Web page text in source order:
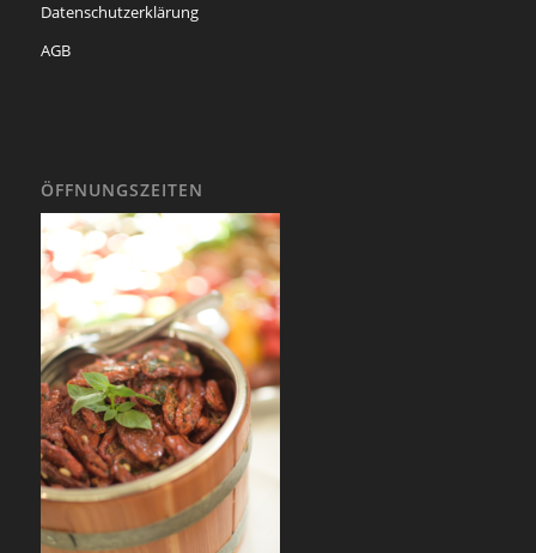
Datenschutzerklärung
AGB
ÖFFNUNGSZEITEN